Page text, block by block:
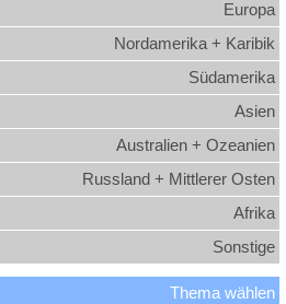
Europa
Nordamerika + Karibik
Südamerika
Asien
Australien + Ozeanien
Russland + Mittlerer Osten
Afrika
Sonstige
Thema wählen